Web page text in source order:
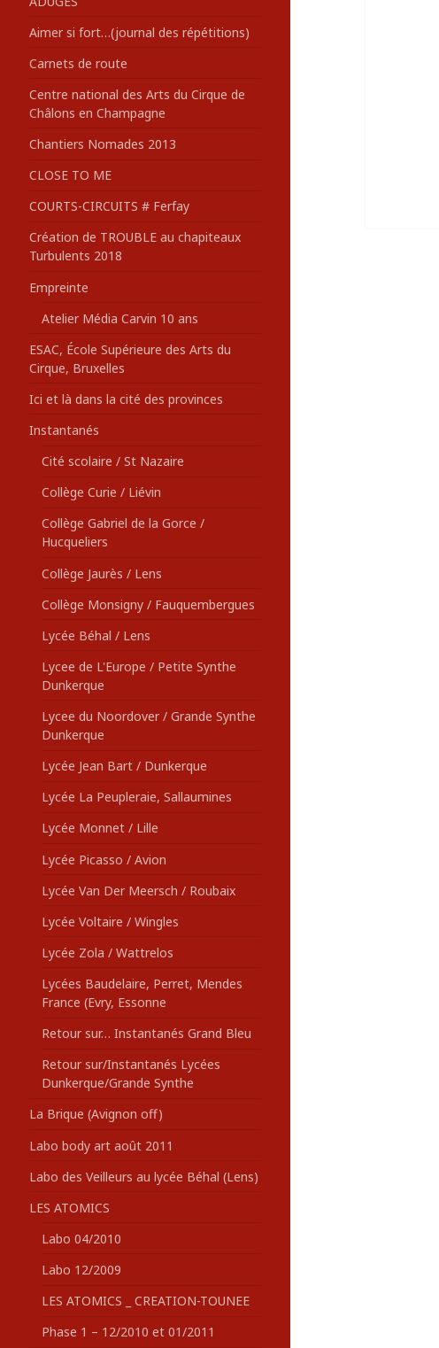
:Aimer si fort…(journal des répétitions)
Carnets de route
Centre national des Arts du Cirque de
Châlons en Champagne
Chantiers Nomades 2013
CLOSE TO ME
COURTS-CIRCUITS # Ferfay
Création de TROUBLE au chapiteaux
Turbulents 2018
Empreinte
Atelier Média Carvin 10 ans
ESAC, École Supérieure des Arts du
Cirque, Bruxelles
Ici et là dans la cité des provinces
Instantanés
Cité scolaire / St Nazaire
Collège Curie / Liévin
Collège Gabriel de la Gorce /
Hucqueliers
Collège Jaurès / Lens
Collège Monsigny / Fauquembergues
Lycée Béhal / Lens
Lycee de L'Europe / Petite Synthe
Dunkerque
Lycee du Noordover / Grande Synthe
Dunkerque
Lycée Jean Bart / Dunkerque
Lycée La Peupleraie, Sallaumines
Lycée Monnet / Lille
Lycée Picasso / Avion
Lycée Van Der Meersch / Roubaix
Lycée Voltaire / Wingles
Lycée Zola / Wattrelos
Lycées Baudelaire, Perret, Mendes
France (Evry, Essonne
Retour sur… Instantanés Grand Bleu
Retour sur/Instantanés Lycées
Dunkerque/Grande Synthe
La Brique (Avignon off)
Labo body art août 2011
Labo des Veilleurs au lycée Béhal (Lens)
LES ATOMICS
Labo 04/2010
Labo 12/2009
LES ATOMICS _ CREATION-TOUNEE
Phase 1 – 12/2010 et 01/2011